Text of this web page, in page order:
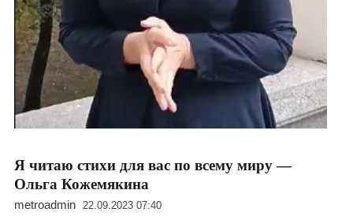
Я читаю стихи для вас по всему миру —
Ольга Кожемякина
metroadmin 22.09.2023 07:40